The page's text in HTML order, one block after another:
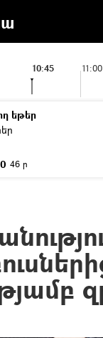
11:00
10:45
եթեր
46 ր